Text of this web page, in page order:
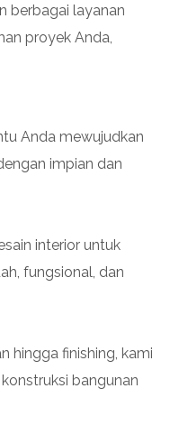
berbagai layanan
proyek Anda,
Anda mewujudkan
impian dan
interior untuk
fungsional, dan
hingga finishing, kami
bangunan